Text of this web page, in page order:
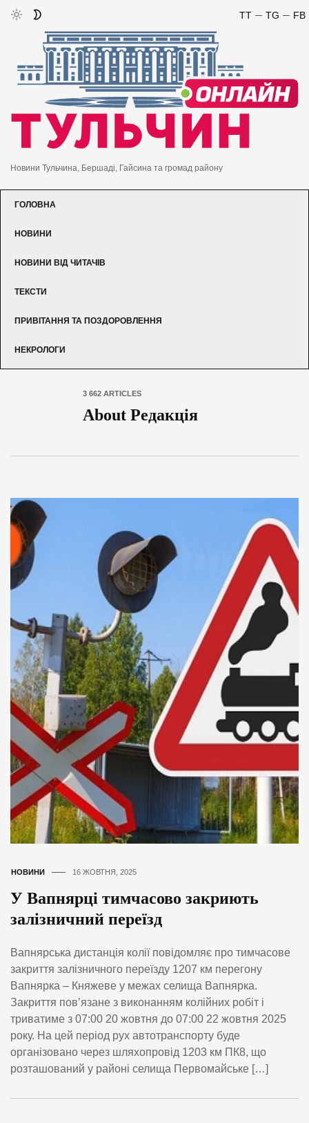
FB
TG
TT
Новини Тульчина, Бершаді, Гайсина та громад району
ГОЛОВНА
НОВИНИ
НОВИНИ ВІД ЧИТАЧІВ
ТЕКСТИ
ПРИВІТАННЯ ТА ПОЗДОРОВЛЕННЯ
НЕКРОЛОГИ
3 662 ARTICLES
About Редакція
НОВИНИ 16 ЖОВТНЯ, 2025
У Вапнярці тимчасово закриють
залізничний переїзд
Вапнярська дистанція колії повідомляє про тимчасове
закриття залізничного переїзду 1207 км перегону
Вапнярка – Княжеве у межах селища Вапнярка.
Закриття пов’язане з виконанням колійних робіт і
триватиме з 07:00 20 жовтня до 07:00 22 жовтня 2025
року. На цей період рух автотранспорту буде
організовано через шляхопровід 1203 км ПК8, що
розташований у районі селища Первомайське […]